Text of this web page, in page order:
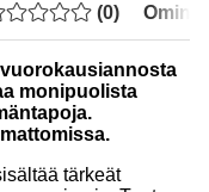
(0)
monipuolista
tärkeät